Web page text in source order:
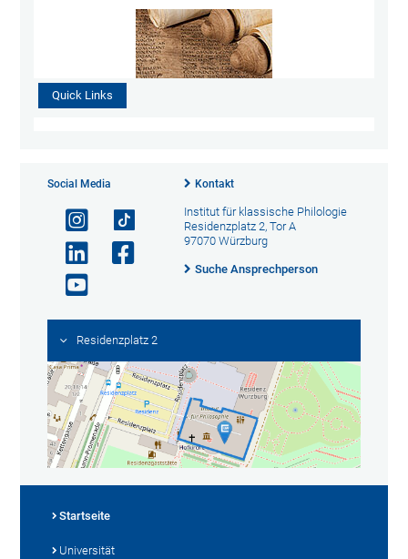
Quick Links
Social Media Kontakt
Institut für klassische Philologie
Residenzplatz 2, Tor A
97070 Würzburg
Suche Ansprechperson
Residenzplatz 2
Startseite
Universität